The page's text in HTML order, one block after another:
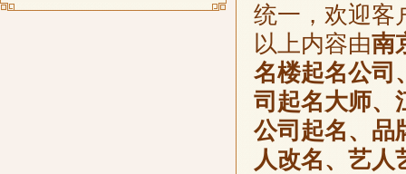
统一，欢迎客
以上内容由南
名楼起名公司
司起名大师、
公司起名、品
人改名、艺人